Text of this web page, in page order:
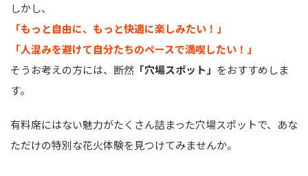
しかし、
「もっと自由に、もっと快適に楽しみたい！」
「人混みを避けて自分たちのペースで満喫したい！」
そうお考えの方には、断然 「穴場スポット」 をおすすめしま
す。
有料席にはない魅力がたくさん詰まった穴場スポットで、あな
ただけの特別な花火体験を見つけてみませんか。